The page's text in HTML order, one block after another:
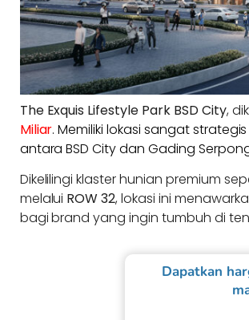
The Exquis Lifestyle Park BSDCity,
Miliar. Memiliki lokasi sangat
antara BSD City dan Gading
Dikelilingi klaster hunian premium
melalui ROW 32, lokasi ini
bagi brand yang ingin tumbuh di
Dapatkan